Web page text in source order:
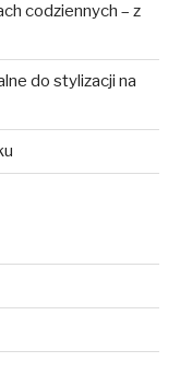
codziennych – z
do stylizacji na